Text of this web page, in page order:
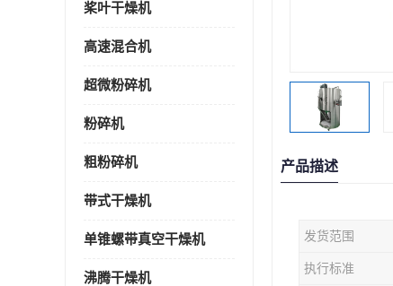
桨叶干燥机
高速混合机
超微粉碎机
粉碎机
粗粉碎机
带式干燥机
单锥螺带真空干燥机
沸腾干燥机
产品描述
发货范围
执行标准